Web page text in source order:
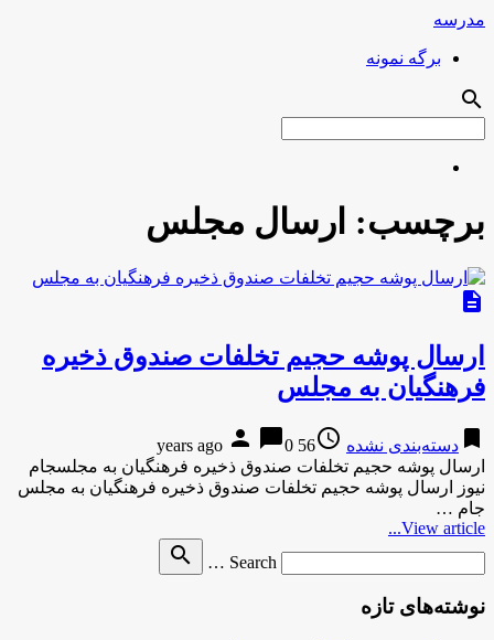
مدرسه
برگه نمونه
search
برچسب: ارسال مجلس
description
ارسال پوشه حجیم تخلفات صندوق ذخیره
فرهنگیان به مجلس
bookmark دسته‌بندی نشده access_time
56 years ago
person chat_bubble0
ارسال پوشه حجیم تخلفات صندوق ذخیره فرهنگیان به مجلسجام
نیوز ارسال پوشه حجیم تخلفات صندوق ذخیره فرهنگیان به مجلس
جام …
View article...
Search …
search
نوشته‌های تازه